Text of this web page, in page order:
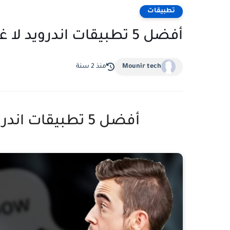
تطبيقات
أفضل 5 تطبيقات اندرويد لا غنى عنها في يونيو 2024
Mounir tech منذ 2 سنة
أفضل 5 تطبيقات اندرويد لا غنى عنها في يونيو 2024